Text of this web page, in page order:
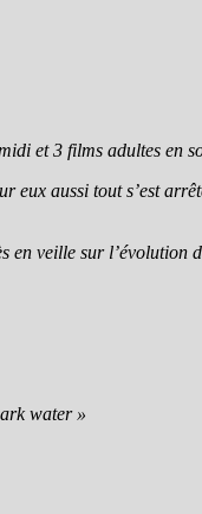
et 3 films adultes en
eux aussi tout s’est
en veille sur l’évolution
water »